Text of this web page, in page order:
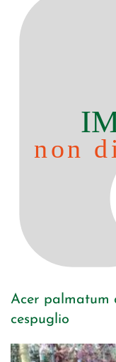
Acer palmatum
cespuglio